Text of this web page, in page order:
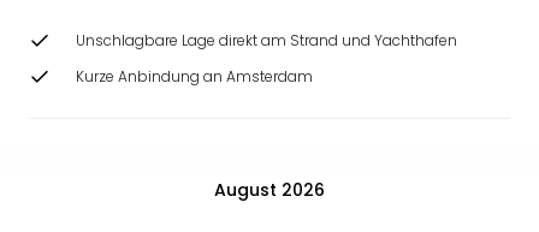
Unschlagbare Lage direkt am Strand und Yachthafen
Kurze Anbindung an Amsterdam
August 2026